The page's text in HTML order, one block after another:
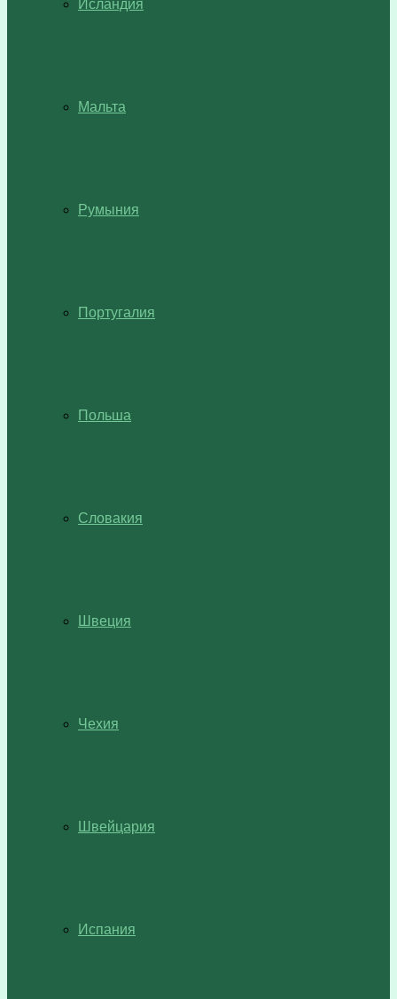
Исландия
Мальта
Румыния
Португалия
Польша
Словакия
Швеция
Чехия
Швейцария
Испания